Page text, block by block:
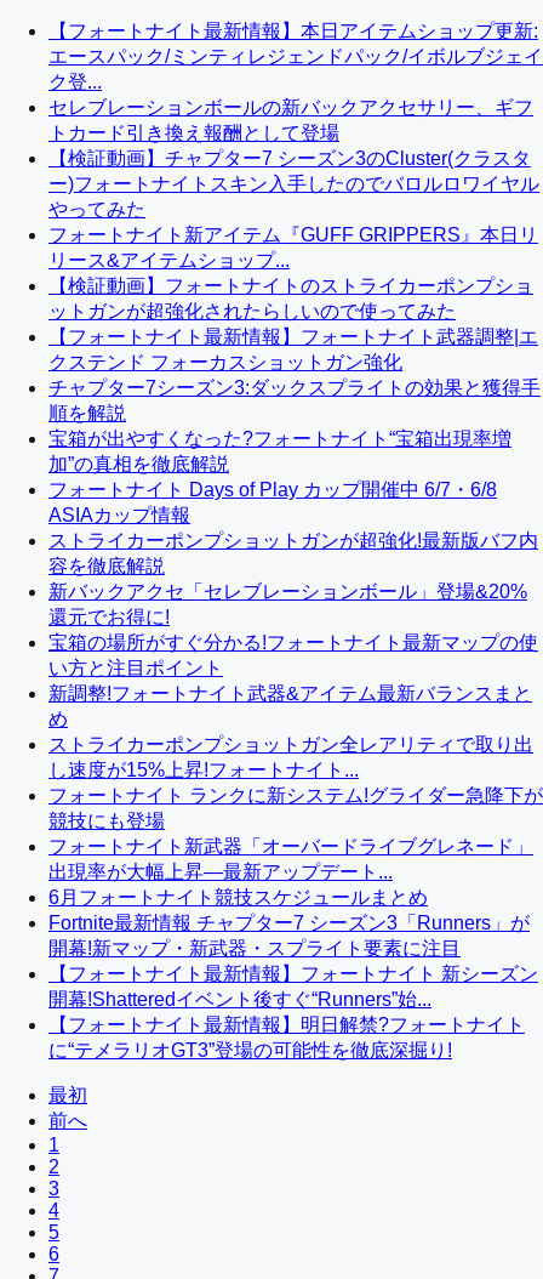
【フォートナイト最新情報】本日アイテムショップ更新:
エースパック/ミンティレジェンドパック/イボルブジェイ
ク登...
セレブレーションボールの新バックアクセサリー、ギフ
トカード引き換え報酬として登場
【検証動画】チャプター7 シーズン3のCluster(クラスタ
ー)フォートナイトスキン入手したのでバロルロワイヤル
やってみた
フォートナイト新アイテム『GUFF GRIPPERS』本日リ
リース&アイテムショップ...
【検証動画】フォートナイトのストライカーポンプショ
ットガンが超強化されたらしいので使ってみた
【フォートナイト最新情報】フォートナイト武器調整|エ
クステンド フォーカスショットガン強化
チャプター7シーズン3:ダックスプライトの効果と獲得手
順を解説
宝箱が出やすくなった?フォートナイト“宝箱出現率増
加”の真相を徹底解説
フォートナイト Days of Play カップ開催中 6/7・6/8
ASIAカップ情報
ストライカーポンプショットガンが超強化!最新版バフ内
容を徹底解説
新バックアクセ「セレブレーションボール」登場&20%
還元でお得に!
宝箱の場所がすぐ分かる!フォートナイト最新マップの使
い方と注目ポイント
新調整!フォートナイト武器&アイテム最新バランスまと
め
ストライカーポンプショットガン全レアリティで取り出
し速度が15%上昇!フォートナイト...
フォートナイト ランクに新システム!グライダー急降下が
競技にも登場
フォートナイト新武器「オーバードライブグレネード」
出現率が大幅上昇—最新アップデート...
6月フォートナイト競技スケジュールまとめ
Fortnite最新情報 チャプター7 シーズン3「Runners」が
開幕!新マップ・新武器・スプライト要素に注目
【フォートナイト最新情報】フォートナイト 新シーズン
開幕!Shatteredイベント後すぐ“Runners”始...
【フォートナイト最新情報】明日解禁?フォートナイト
に“テメラリオGT3”登場の可能性を徹底深掘り!
最初
前へ
1
2
3
4
5
6